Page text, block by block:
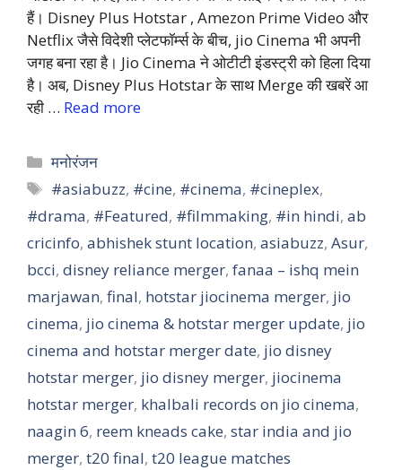
हैं। Disney Plus Hotstar , Amezon Prime Video और
Netflix जैसे विदेशी प्लेटफॉर्म्स के बीच, jio Cinema भी अपनी
जगह बना रहा है। Jio Cinema ने ओटीटी इंडस्ट्री को हिला दिया
है। अब, Disney Plus Hotstar के साथ Merge की खबरें आ
रही … Read more
Categories
मनोरंजन
Tags
#asiabuzz, #cine, #cinema, #cineplex,
#drama, #Featured, #filmmaking, #in hindi, ab
cricinfo, abhishek stunt location, asiabuzz, Asur,
bcci, disney reliance merger, fanaa – ishq mein
marjawan, final, hotstar jiocinema merger, jio
cinema, jio cinema & hotstar merger update, jio
cinema and hotstar merger date, jio disney
hotstar merger, jio disney merger, jiocinema
hotstar merger, khalbali records on jio cinema,
naagin 6, reem kneads cake, star india and jio
merger, t20 final, t20 league matches